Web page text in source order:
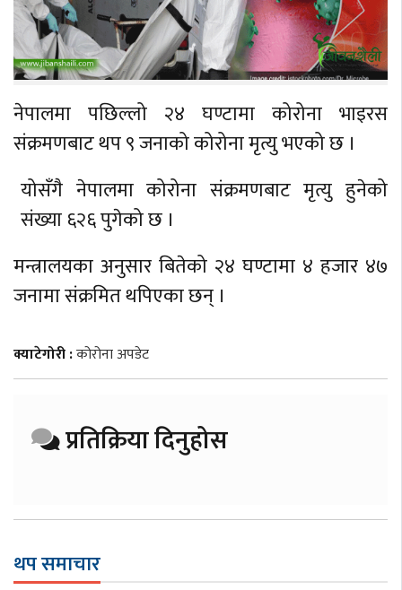
नेपालमा पछिल्लो २४ घण्टामा कोरोना भाइरस
संक्रमणबाट थप ९ जनाको कोरोना मृत्यु भएको छ ।
योसँगै नेपालमा कोरोना संक्रमणबाट मृत्यु हुनेको
संख्या ६२६ पुगेको छ ।
मन्त्रालयका अनुसार बितेको २४ घण्टामा ४ हजार ४७
जनामा संक्रमित थपिएका छन् ।
क्याटेगोरी :कोरोना अपडेट
प्रतिक्रिया दिनुहोस
थप समाचार